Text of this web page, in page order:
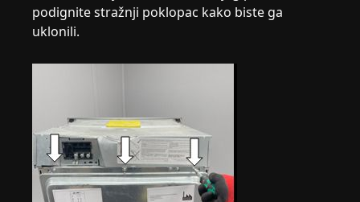
podignite stražnji poklopac kako biste ga
uklonili.